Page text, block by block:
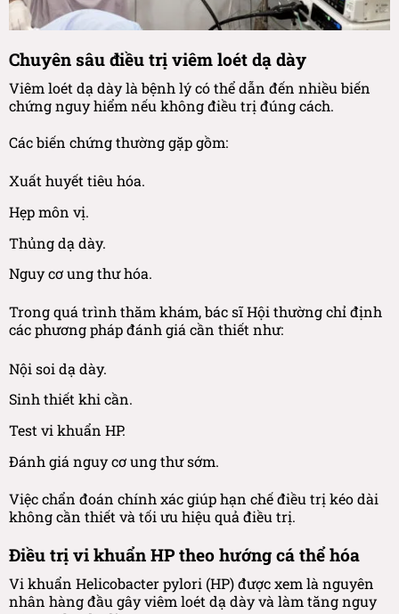
Chuyên sâu điều trị viêm loét dạ dày
Viêm loét dạ dày là bệnh lý có thể dẫn đến nhiều biến
chứng nguy hiểm nếu không điều trị đúng cách.
Các biến chứng thường gặp gồm:
Xuất huyết tiêu hóa.
Hẹp môn vị.
Thủng dạ dày.
Nguy cơ ung thư hóa.
Trong quá trình thăm khám, bác sĩ Hội thường chỉ định
các phương pháp đánh giá cần thiết như:
Nội soi dạ dày.
Sinh thiết khi cần.
Test vi khuẩn HP.
Đánh giá nguy cơ ung thư sớm.
Việc chẩn đoán chính xác giúp hạn chế điều trị kéo dài
không cần thiết và tối ưu hiệu quả điều trị.
Điều trị vi khuẩn HP theo hướng cá thể hóa
Vi khuẩn Helicobacter pylori (HP) được xem là nguyên
nhân hàng đầu gây viêm loét dạ dày và làm tăng nguy